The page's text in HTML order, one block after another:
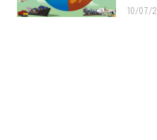
10/07/